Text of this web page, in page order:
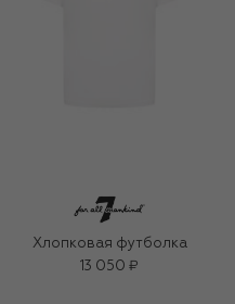
Хлопковая футболка
13 050 ₽